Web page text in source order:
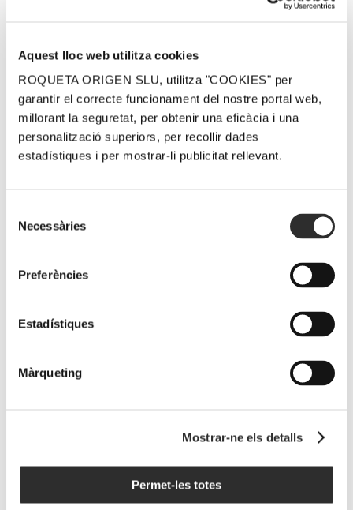
Aquest lloc web utilitza cookies
ROQUETA ORIGEN SLU, utilitza "COOKIES" per
garantir el correcte funcionament del nostre portal web,
millorant la seguretat, per obtenir una eficàcia i una
personalització superiors, per recollir dades
estadístiques i per mostrar-li publicitat rellevant.
Necessàries
Preferències
Estadístiques
Màrqueting
Mostrar-ne els detalls
Permet-les totes
fruita blanca, frescor cítric i suggerents notes de
Article complet
20 maig, 2024
Related Posts
internacionals
Advocate
LaFou de
Rams entre
Rams 2021,
blancs al